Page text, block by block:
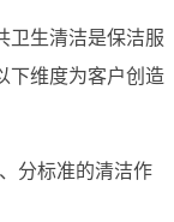
卫生清洁是保洁服
下维度为客户创造
分标准的清洁作